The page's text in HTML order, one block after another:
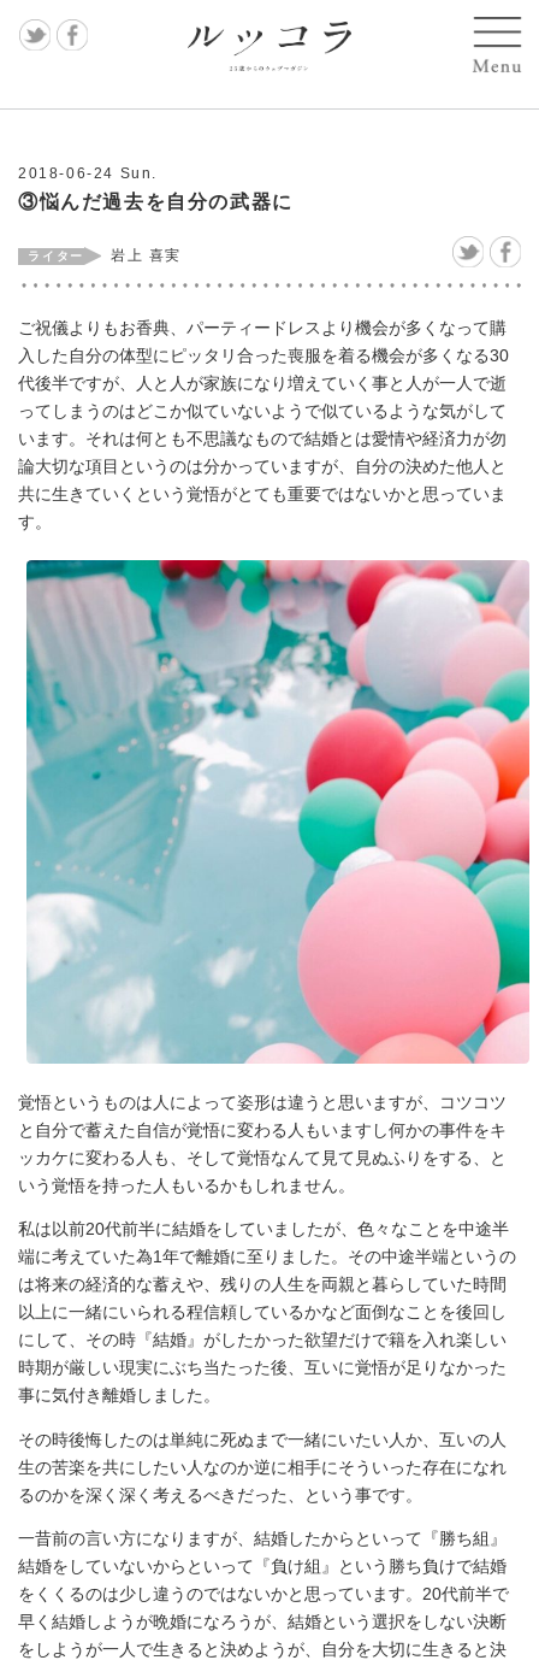
MAS
AKO
遠藤
麻衣
子
岩上
山川
悠子
万紀
子
遠藤
紗希
木口
絵里
岸本
亜加
利
ルッ
コラ
ライ
ター
サー
ヒス
トリ
ー
2018-06-24 Sun.
③悩んだ過去を自分の武器に
岩上 喜実
ご祝儀よりもお香典、パーティードレスより機会が多くなって購
入した自分の体型にピッタリ合った喪服を着る機会が多くなる30
代後半ですが、人と人が家族になり増えていく事と人が一人で逝
ってしまうのはどこか似ていないようで似ているような気がして
います。それは何とも不思議なもので結婚とは愛情や経済力が勿
論大切な項目というのは分かっていますが、自分の決めた他人と
共に生きていくという覚悟がとても重要ではないかと思っていま
す。
覚悟というものは人によって姿形は違うと思いますが、コツコツ
と自分で蓄えた自信が覚悟に変わる人もいますし何かの事件をキ
ッカケに変わる人も、そして覚悟なんて見て見ぬふりをする、と
いう覚悟を持った人もいるかもしれません。
私は以前20代前半に結婚をしていましたが、色々なことを中途半
端に考えていた為1年で離婚に至りました。その中途半端というの
は将来の経済的な蓄えや、残りの人生を両親と暮らしていた時間
以上に一緒にいられる程信頼しているかなど面倒なことを後回し
にして、その時『結婚』がしたかった欲望だけで籍を入れ楽しい
時期が厳しい現実にぶち当たった後、互いに覚悟が足りなかった
事に気付き離婚しました。
その時後悔したのは単純に死ぬまで一緒にいたい人か、互いの人
生の苦楽を共にしたい人なのか逆に相手にそういった存在になれ
るのかを深く深く考えるべきだった、という事です。
一昔前の言い方になりますが、結婚したからといって『勝ち組』
結婚をしていないからといって『負け組』という勝ち負けで結婚
をくくるのは少し違うのではないかと思っています。20代前半で
早く結婚しようが晩婚になろうが、結婚という選択をしない決断
をしようが一人で生きると決めようが、自分を大切に生きると決